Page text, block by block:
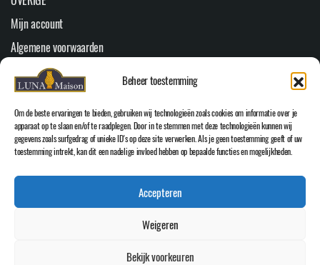
Beheer toestemming
Om de beste ervaringen te bieden, gebruiken wij technologieën zoals cookies om informatie over je
apparaat op te slaan en/of te raadplegen. Door in te stemmen met deze technologieën kunnen wij
gegevens zoals surfgedrag of unieke ID's op deze site verwerken. Als je geen toestemming geeft of uw
toestemming intrekt, kan dit een nadelige invloed hebben op bepaalde functies en mogelijkheden.
Accepteren
Weigeren
Bekijk voorkeuren
Mijn account
Algemene voorwaarden
Duurzaamheid
Veelgestelde vragen
Youtube
Cookiebeleid (EU)